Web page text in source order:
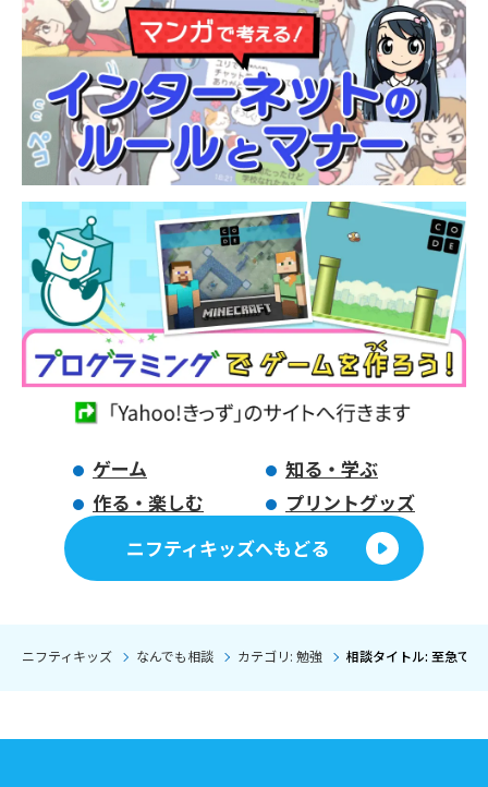
ゲーム
知る・学ぶ
作る・楽しむ
プリントグッズ
ニフティキッズへもどる
ニフティキッズ なんでも相談 カテゴリ: 勉強 相談タイトル: 至急で